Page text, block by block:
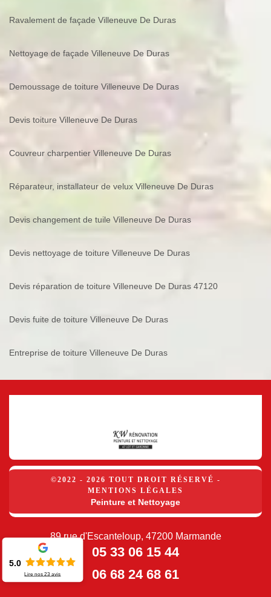
Ravalement de façade Villeneuve De Duras
Nettoyage de façade Villeneuve De Duras
Demoussage de toiture Villeneuve De Duras
Devis toiture Villeneuve De Duras
Couvreur charpentier Villeneuve De Duras
Réparateur, installateur de velux Villeneuve De Duras
Devis changement de tuile Villeneuve De Duras
Devis nettoyage de toiture Villeneuve De Duras
Devis réparation de toiture Villeneuve De Duras 47120
Devis fuite de toiture Villeneuve De Duras
Entreprise de toiture Villeneuve De Duras
©2022 - 2026 TOUT DROIT RÉSERVÉ -
MENTIONS LÉGALES
Peinture et Nettoyage
89 rue d'Escanteloup, 47200 Marmande
05 33 06 15 44
06 68 24 68 61
5.0
Lire nos23 avis